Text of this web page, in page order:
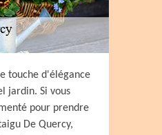
touche d'élégance
jardin. Si vous
pour prendre
De Quercy,